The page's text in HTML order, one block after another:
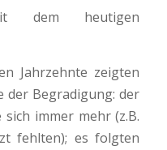
dem heutigen
Jahrzehnte zeigten
der Begradigung: der
immer mehr (z.B.
fehlten); es folgten